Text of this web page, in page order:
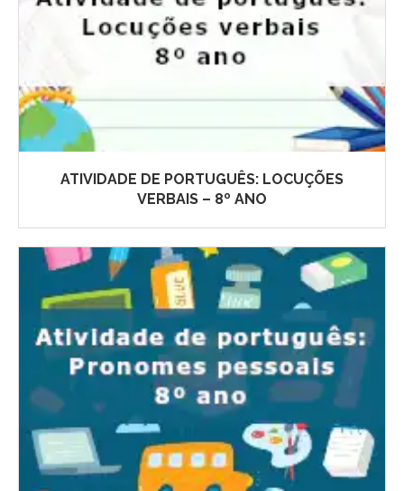
ATIVIDADE DE PORTUGUÊS: LOCUÇÕES
VERBAIS – 8º ANO